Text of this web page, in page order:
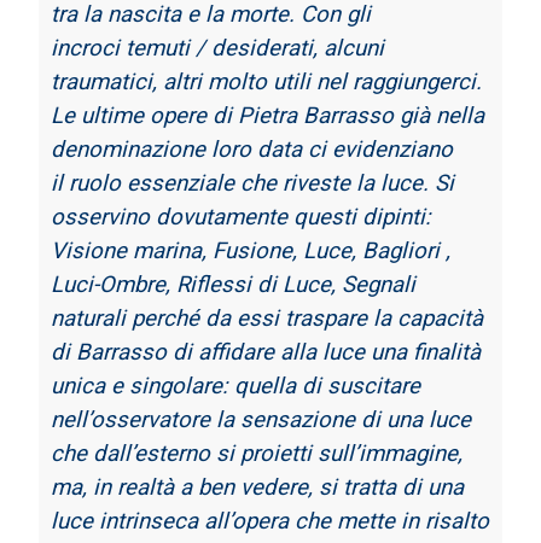
tra la nascita e la morte. Con gli
incroci temuti / desiderati, alcuni
traumatici, altri molto utili nel raggiungerci.
Le ultime opere di Pietra Barrasso già nella
denominazione loro data ci evidenziano
ilruolo essenziale che riveste la luce. Si
osservino dovutamente questi dipinti:
Visione marina, Fusione, Luce, Bagliori ,
Luci-Ombre, Riflessi di Luce, Segnali
naturali perchéda essi traspare la capacità
di Barrasso di affidare alla luce una finalità
unica e singolare: quella di suscitare
nell’osservatore la sensazione di una luce
che dall’esterno si proiettisull’immagine,
ma, in realtà a ben vedere, si tratta di una
luce intrinseca all’opera che mette in risalto